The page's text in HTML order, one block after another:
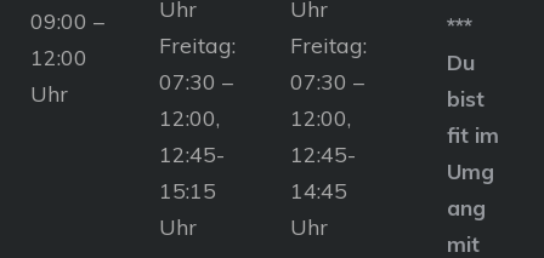
09:00 –
12:00
Uhr
Uhr
Freitag:
07:30 –
12:00,
12:45-
15:15
Uhr
Uhr
Freitag:
07:30 –
12:00,
12:45-
14:45
Uhr
***
Du
bist
fit im
Umg
ang
mit